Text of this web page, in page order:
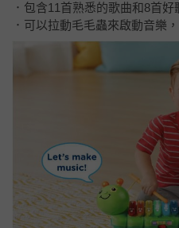
．包含11首熟悉的歌曲和8首好
．可以拉動毛毛蟲來啟動音樂